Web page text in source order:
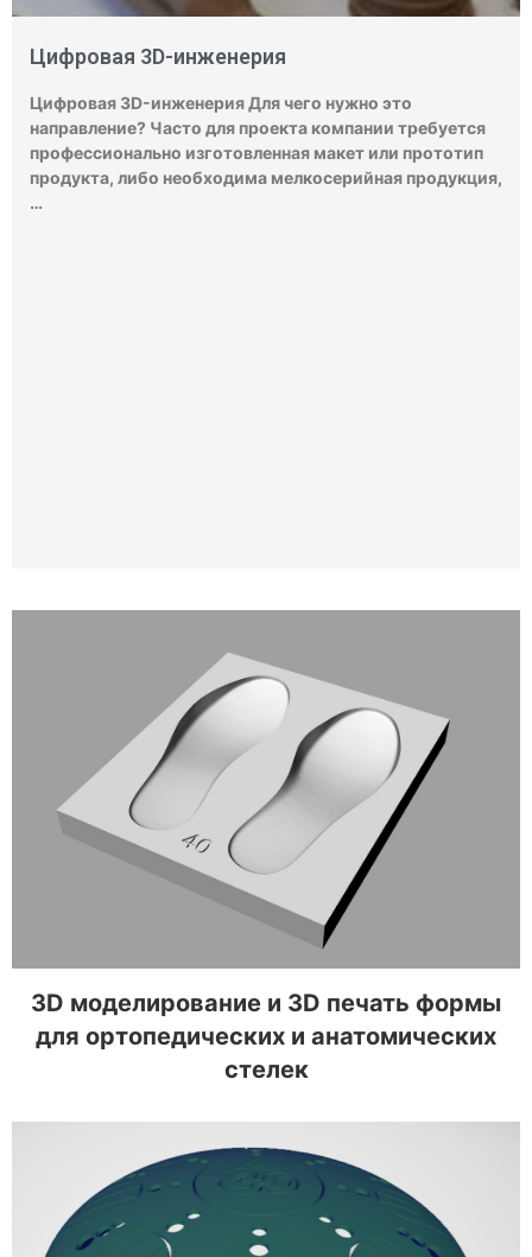
Цифровая 3D-инженерия
Цифровая 3D-инженерия Для чего нужно это
направление? Часто для проекта компании требуется
профессионально изготовленная макет или прототип
продукта, либо необходима мелкосерийная продукция,
…
3D моделирование и 3D печать формы для
ортопедических и анатомических стелек
3D моделирование и 3D печать формы
для ортопедических и анатомических
стелек